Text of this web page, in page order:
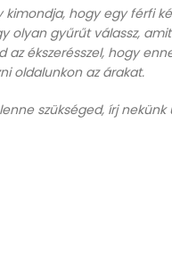
kimondja, hogy egy férfi
olyan gyűrűt válassz,
az ékszerésszel, hogy
oldalunkon az árakat.
szükséged, írj